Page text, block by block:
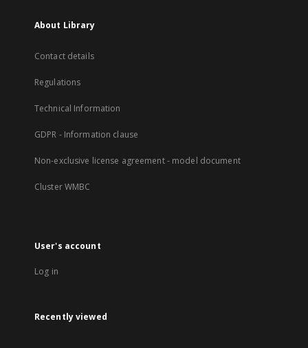
About Library
Contact details
Regulations
Technical Information
GDPR - Information clause
Non-exclusive license agreement - model document
Cluster WMBC
User's account
Log in
Recently viewed